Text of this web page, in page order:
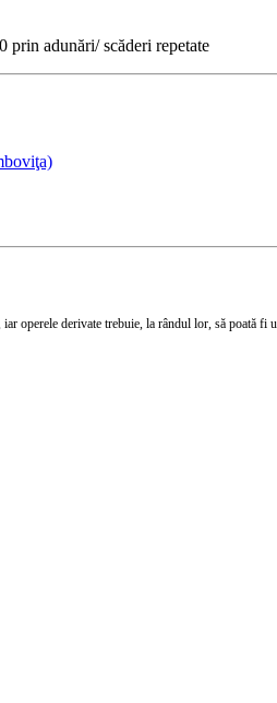
adunări/ scăderi repetate
operele derivate trebuie, la rândul lor, să poată fi